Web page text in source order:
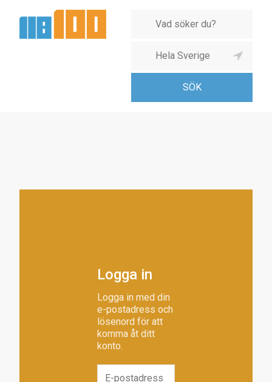
Logga in
Logga in med din
e-postadress och
lösenord för att
komma åt ditt
konto.